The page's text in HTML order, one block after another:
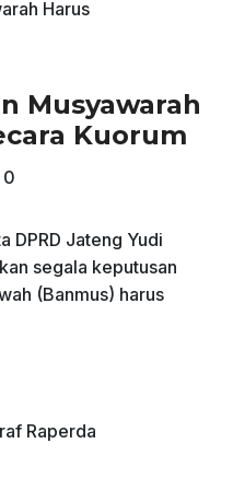
Musyawarah
Kuorum
0
DPRD Jateng Yudi
segala keputusan
(Banmus) harus